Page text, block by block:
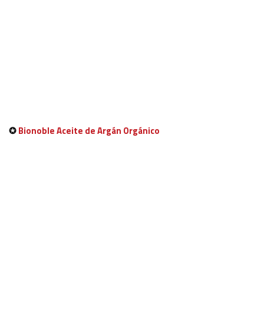
✪Bionoble Aceite de Argán Orgánico